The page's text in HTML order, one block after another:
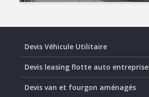
Devis Véhicule Utilitaire
Devis leasing flotte auto entreprise
Devis van et fourgon aménagés